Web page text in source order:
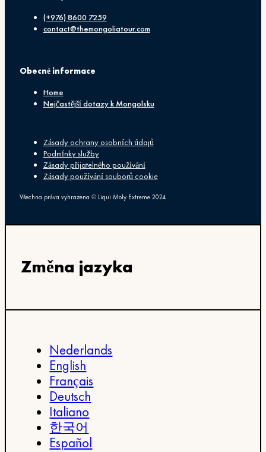
(+976) 8600 7259
contact@themongoliatour.com
Obecné informace
Home
Nejčastější dotazy k Mongolsku
Zásady ochrany osobních údajů
Podmínky služby
Zásady přijatelného používání
Zásady používání souborů cookie
Všechna práva vyhrazena © Liqui Moly Extreme 2024
Změna jazyka
Nederlands
English
Français
Deutsch
Italiano
한국어
Español